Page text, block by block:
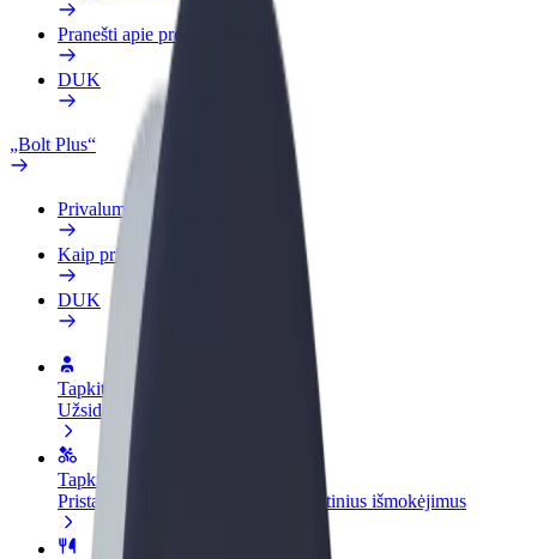
Pranešti apie problemą
DUK
„Bolt Plus“
Privalumai
Kaip prisijungti
DUK
Tapkite vairuotoju (-a)
Užsidirbkite jums patogiu metu
Tapkite kurjeriu (-e)
Pristatinėkite maistą ir gaukite savaitinius išmokėjimus